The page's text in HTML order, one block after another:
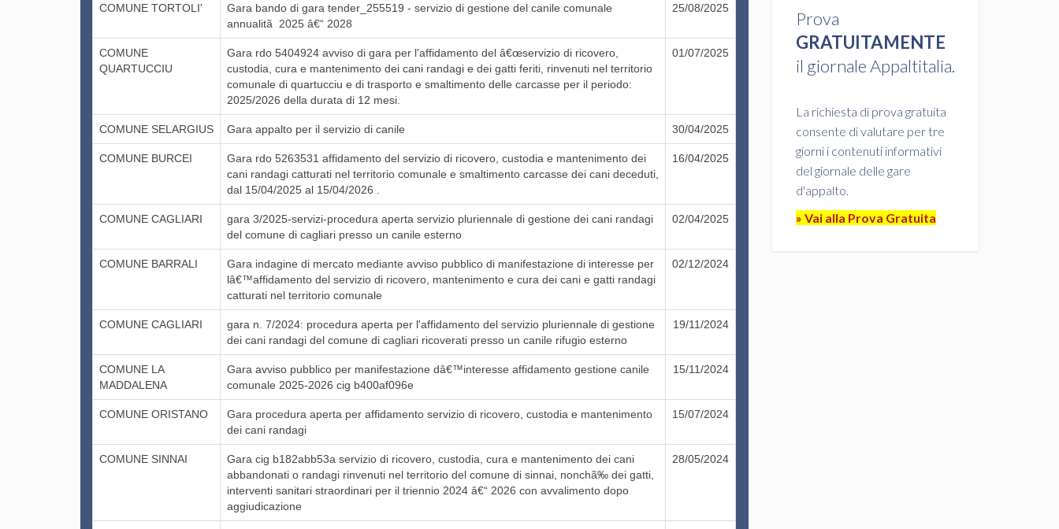
COMUNE TORTOLI'
Gara bando di gara tender_255519 - servizio di gestione del canile comunale
annualitã 2025 â€“ 2028
25/08/2025
COMUNE
QUARTUCCIU
Gara rdo 5404924 avviso di gara per l'affidamento del â€œservizio di ricovero,
custodia, cura e mantenimento dei cani randagi e dei gatti feriti, rinvenuti nel territorio
comunale di quartucciu e di trasporto e smaltimento delle carcasse per il periodo:
2025/2026 della durata di 12 mesi.
01/07/2025
COMUNE SELARGIUS Gara appalto per il servizio di canile 30/04/2025
COMUNE BURCEI
Gara rdo 5263531 affidamento del servizio di ricovero, custodia e mantenimento dei
cani randagi catturati nel territorio comunale e smaltimento carcasse dei cani deceduti,
dal 15/04/2025 al 15/04/2026 .
16/04/2025
COMUNE CAGLIARI
gara 3/2025-servizi-procedura aperta servizio pluriennale di gestione dei cani randagi
del comune di cagliari presso un canile esterno
02/04/2025
COMUNE BARRALI
Gara indagine di mercato mediante avviso pubblico di manifestazione di interesse per
lâ€™affidamento del servizio di ricovero, mantenimento e cura dei cani e gatti randagi
catturati nel territorio comunale
02/12/2024
COMUNE CAGLIARI
gara n. 7/2024: procedura aperta per l'affidamento del servizio pluriennale di gestione
dei cani randagi del comune di cagliari ricoverati presso un canile rifugio esterno
19/11/2024
COMUNE LA
MADDALENA
Gara avviso pubblico per manifestazione dâ€™interesse affidamento gestione canile
comunale 2025-2026 cig b400af096e
15/11/2024
COMUNE ORISTANO
Gara procedura aperta per affidamento servizio di ricovero, custodia e mantenimento
dei cani randagi
15/07/2024
COMUNE SINNAI
Gara cig b182abb53a servizio di ricovero, custodia, cura e mantenimento dei cani
abbandonati o randagi rinvenuti nel territorio del comune di sinnai, nonchã‰ dei gatti,
interventi sanitari straordinari per il triennio 2024 â€“ 2026 con avvalimento dopo
aggiudicazione
28/05/2024
Prova
GRATUITAMENTE
il giornale Appaltitalia.
La richiesta di prova gratuita
consente di valutare per tre
giorni i contenuti informativi
del giornale delle gare
d'appalto.
» Vai alla Prova Gratuita